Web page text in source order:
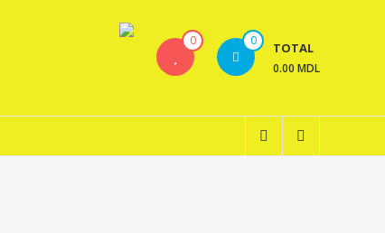
0 0 TOTAL
0.00 MDL